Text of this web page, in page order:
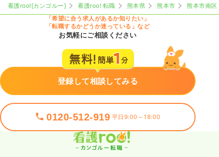
看護roo![カンゴルー] 看護roo! 転職 熊本県 熊本市
熊本市南区
「希望に合う求人があるか知りたい」
「転職するかどうか迷っている」など
お気軽にご相談ください
登録して相談してみる
0120-512-919 平日9:00～18:00